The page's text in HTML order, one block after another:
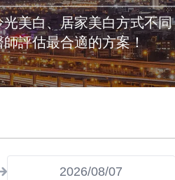
美白、居家美白方式不
評估最合適的方案！